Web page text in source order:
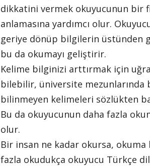
dikkatini vermek okuyucunun bir
anlamasına yardımcı olur.
geriye dönüp bilgilerin üstünden
bu da okumayı geliştirir.
Kelime bilginizi arttırmak için
bilebilir, üniversite mezunlarında
bilinmeyen kelimeleri sözlükten
Bu da okuyucunun daha fazla
olur.
Bir insan ne kadar okursa,
fazla okudukça okuyucu Türkçe